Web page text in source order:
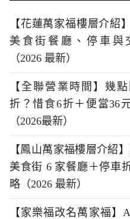
【花蓮萬家福樓層介紹
美食街餐廳、停車與
（2026 最新）
【全聯營業時間】幾
折？惜食6折＋便當36
（2026最新）
【鳳山萬家福樓層介紹
美食街 6 家餐廳＋停車
略（2026 最新）
【家樂福改名萬家福】